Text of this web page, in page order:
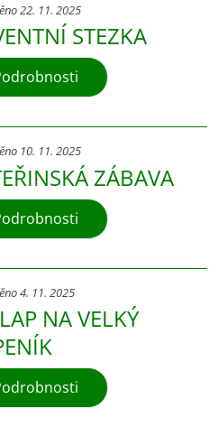
22. 11. 2025
STEZKA
10. 11. 2025
ZÁBAVA
4. 11. 2025
NA VELKÝ